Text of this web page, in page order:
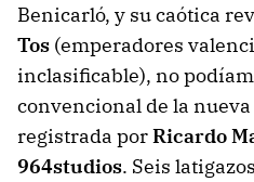
Benicarló, y su caótica
Tos (emperadores
inclasificable), no
convencional de la
registrada porRicardo
964studios. Seis